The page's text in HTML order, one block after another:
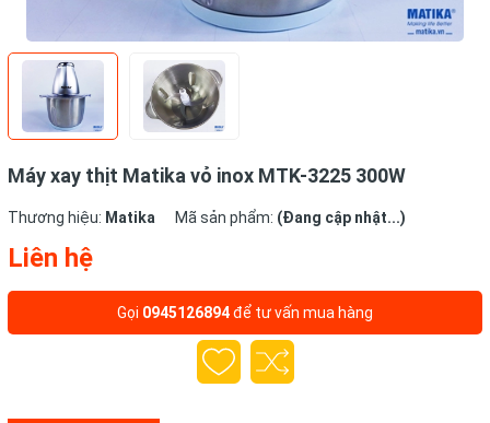
Máy xay thịt Matika vỏ inox MTK-3225 300W
Thương hiệu: Matika Mã sản phẩm: (Đang cập nhật...)
Liên hệ
Gọi 0945126894để tư vấn mua hàng